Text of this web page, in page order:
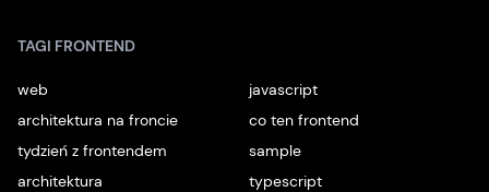
TAGI FRONTEND
web
javascript
architektura na froncie
co ten frontend
tydzień z frontendem
sample
architektura
typescript